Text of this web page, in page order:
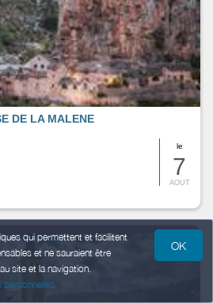
qui permettent et facilitent
et ne sauraient être
site et la navigation.
personnelles
OK
le
7
AOUT
DE LA MALENE